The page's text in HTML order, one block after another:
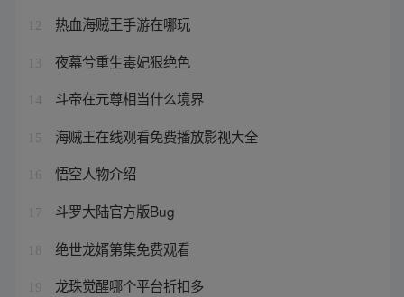
12 热血海贼王手游在哪玩
13 夜幕兮重生毒妃狠绝色
14 斗帝在元尊相当什么境界
15 海贼王在线观看免费播放影视大全
16 悟空人物介绍
17 斗罗大陆官方版Bug
18 绝世龙婿第集免费观看
19 龙珠觉醒哪个平台折扣多